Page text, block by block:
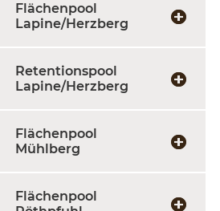
Flächenpool
Lapine/Herzberg
Retentionspool
Lapine/Herzberg
Flächenpool
Mühlberg
Flächenpool